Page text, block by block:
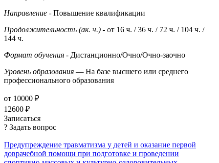
Направление - Повышение квалификации
Продолжительность (ак. ч.) - от 16 ч. / 36 ч. / 72 ч. / 104 ч. /
144 ч.
Формат обучения - Дистанционно/Очно/Очно-заочно
Уровень образования — На базе высшего или среднего
профессионального образования
от 10000 ₽
12600 ₽
Записаться
? Задать вопрос
Предупреждение травматизма у детей и оказание первой
доврачебной помощи при подготовке и проведении